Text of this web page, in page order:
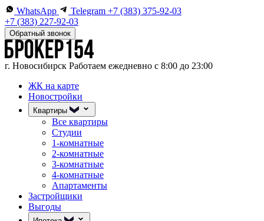
WhatsApp Telegram +7 (383) 375-92-03
+7 (383) 227-92-03
Обратный звонок
г. Новосибирск Работаем ежедневно с 8:00 до 23:00
ЖК на карте
Новостройки
Квартиры
Все квартиры
Студии
1-комнатные
2-комнатные
3-комнатные
4-комнатные
Апартаменты
Застройщики
Выгоды